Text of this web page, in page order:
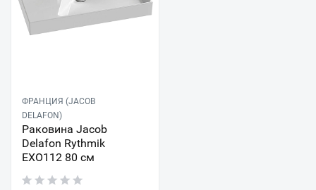
ФРАНЦИЯ (JACOB
DELAFON)
Раковина Jacob
Delafon Rythmik
EXO112 80 см